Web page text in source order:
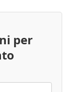
per